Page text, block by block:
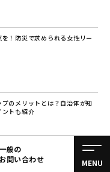
般の
お問い合わせ
MENU
！防災で求められる女性リー
のメリットとは？自治体が知
ントも紹介
い込み―新たな観光資源を生み